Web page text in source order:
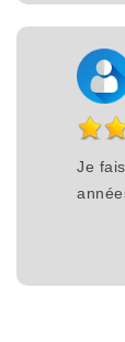
Je